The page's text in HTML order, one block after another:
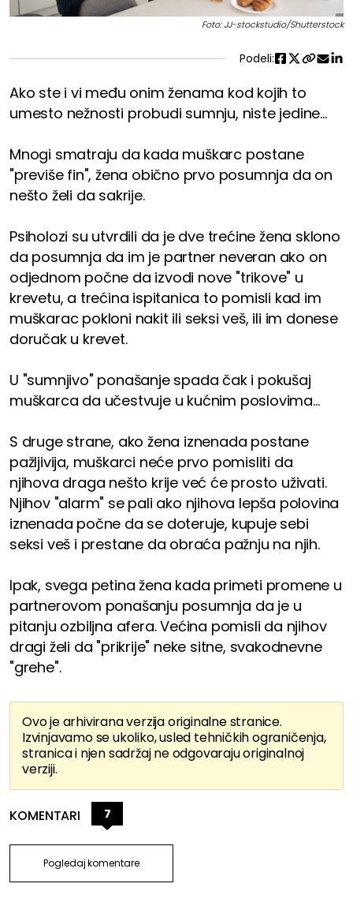
Foto: JJ-stockstudio/Shutterstock
Podeli:
Ako ste i vi među onim ženama kod kojih to
umesto nežnosti probudi sumnju, niste jedine...
Mnogi smatraju da kada muškarc postane
"previše fin", žena obično prvo posumnja da on
nešto želi da sakrije.
Psiholozi su utvrdili da je dve trećine žena sklono
da posumnja da im je partner neveran ako on
odjednom počne da izvodi nove "trikove" u
krevetu, a trećina ispitanica to pomisli kad im
muškarac pokloni nakit ili seksi veš, ili im donese
doručak u krevet.
U "sumnjivo" ponašanje spada čak i pokušaj
muškarca da učestvuje u kućnim poslovima...
S druge strane, ako žena iznenada postane
pažljivija, muškarci neće prvo pomisliti da
njihova draga nešto krije već će prosto uživati.
Njihov "alarm" se pali ako njihova lepša polovina
iznenada počne da se doteruje, kupuje sebi
seksi veš i prestane da obraća pažnju na njih.
Ipak, svega petina žena kada primeti promene u
partnerovom ponašanju posumnja da je u
pitanju ozbiljna afera. Većina pomisli da njihov
dragi želi da "prikrije" neke sitne, svakodnevne
"grehe".
Ovo je arhivirana verzija originalne stranice.
Izvinjavamo se ukoliko, usled tehničkih ograničenja,
stranica i njen sadržaj ne odgovaraju originalnoj
verziji.
KOMENTARI 7
Pogledaj komentare